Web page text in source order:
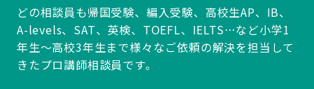
どの相談員も帰国受験、編入受験、高校生AP、IB、
A-levels、SAT、英検、TOEFL、IELTS…など小学1
年生～高校3年生まで様々なご依頼の解決を担当して
きたプロ講師相談員です。